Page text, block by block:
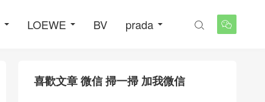
LOEWE BV prada 

喜歡文章 微信 掃一掃 加我微信